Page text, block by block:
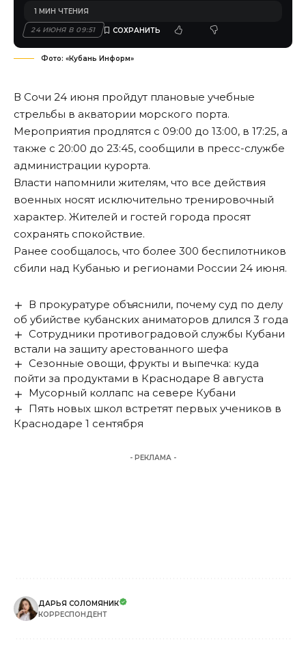
24 ИЮНЯ В 09:51
1 МИН ЧТЕНИЯ
Фото: «Кубань Информ»
В Сочи 24 июня пройдут плановые учебные
стрельбы в акватории морского порта.
Мероприятия продлятся с 09:00 до 13:00, в 17:25, а
также с 20:00 до 23:45, сообщили в пресс-службе
администрации курорта.
Власти напомнили жителям, что все действия
военных носят исключительно тренировочный
характер. Жителей и гостей города просят
сохранять спокойствие.
Ранее сообщалось, что более 300 беспилотников
сбили над Кубанью и регионами России 24 июня.
В прокуратуре объяснили, почему суд по делу
об убийстве кубанских аниматоров длился 3 года
Сотрудники противоградовой службы Кубани
встали на защиту арестованного шефа
Сезонные овощи, фрукты и выпечка: куда
пойти за продуктами в Краснодаре 8 августа
Мусорный коллапс на севере Кубани
Пять новых школ встретят первых учеников в
Краснодаре 1 сентября
- РЕКЛАМА -
ДАРЬЯ СОЛОМЯНИК
КОРРЕСПОНДЕНТ